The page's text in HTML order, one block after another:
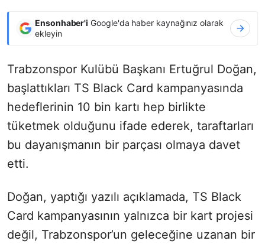
Ensonhaber'i Google'da haber kaynağınız olarak
ekleyin
Trabzonspor Kulübü Başkanı Ertuğrul Doğan,
başlattıkları TS Black Card kampanyasında
hedeflerinin 10 bin kartı hep birlikte
tüketmek olduğunu ifade ederek, taraftarları
bu dayanışmanın bir parçası olmaya davet
etti.
Doğan, yaptığı yazılı açıklamada, TS Black
Card kampanyasının yalnızca bir kart projesi
değil, Trabzonspor’un geleceğine uzanan bir